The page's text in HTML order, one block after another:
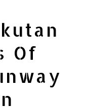
Of